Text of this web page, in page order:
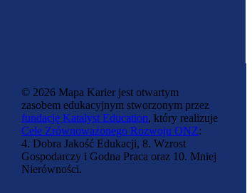
© 2026 Mapa Karier jest otwartym
zasobem edukacyjnym stworzonym przez
fundację Katalyst Education, który realizuje
Cele Zrównoważonego Rozwoju ONZ:
4. Dobra Jakość Edukacji, 8. Wzrost
Gospodarczy i Godna Praca oraz 10. Mniej
Nierówności.